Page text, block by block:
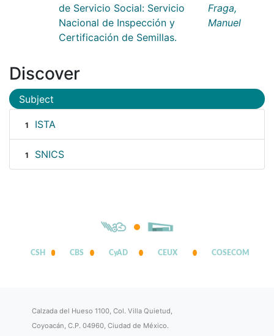
de Servicio Social: Servicio
Nacional de Inspección y
Certificación de Semillas.
Fraga,
Manuel
Discover
Subject
1 ISTA
1 SNICS
CSH CBS CyAD CEUX COSECOM
Calzada del Hueso 1100, Col. Villa Quietud,
Coyoacán, C.P. 04960, Ciudad de México.